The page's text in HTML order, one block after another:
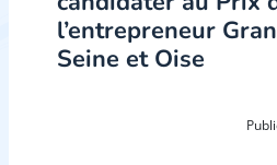
l’entrepreneur
Seine et Oise